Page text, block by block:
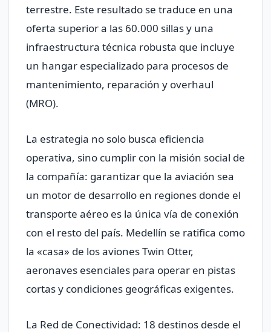
terrestre. Este resultado se traduce en una
oferta superior a las 60.000 sillas y una
infraestructura técnica robusta que incluye
un hangar especializado para procesos de
mantenimiento, reparación y overhaul
(MRO).
La estrategia no solo busca eficiencia
operativa, sino cumplir con la misión social de
la compañía: garantizar que la aviación sea
un motor de desarrollo en regiones donde el
transporte aéreo es la única vía de conexión
con el resto del país. Medellín se ratifica como
la «casa» de los aviones Twin Otter,
aeronaves esenciales para operar en pistas
cortas y condiciones geográficas exigentes.
La Red de Conectividad: 18 destinos desde el